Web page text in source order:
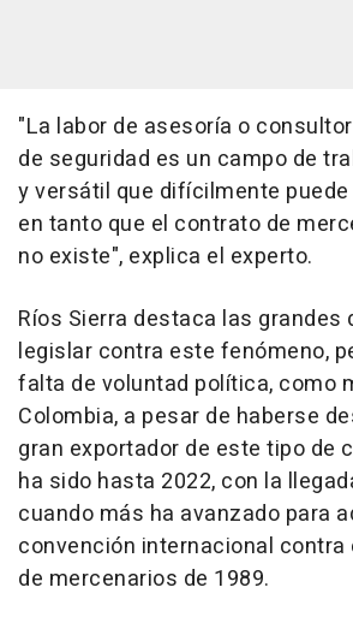
"La labor de asesoría o
de seguridad es un campo de
y versátil que difícilmente
en tanto que el contrato de
no existe", explica el experto.
Ríos Sierra destaca las
legislar contra este fenómeno,
falta de voluntad política, como
Colombia, a pesar de haberse
gran exportador de este tipo de
ha sido hasta 2022, con la
cuando más ha avanzado para
convención internacional
de mercenarios de 1989.